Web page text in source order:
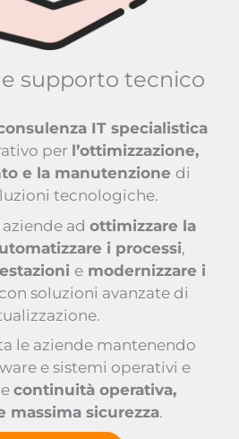
supporto tecnico
IT specialistica
per l’ottimizzazione,
e la manutenzione di
tecnologiche.
ad ottimizzare la
i processi,
e modernizzare i
soluzioni avanzate di
le aziende mantenendo
e sistemi operativi e
continuità operativa,
massima sicurezza.